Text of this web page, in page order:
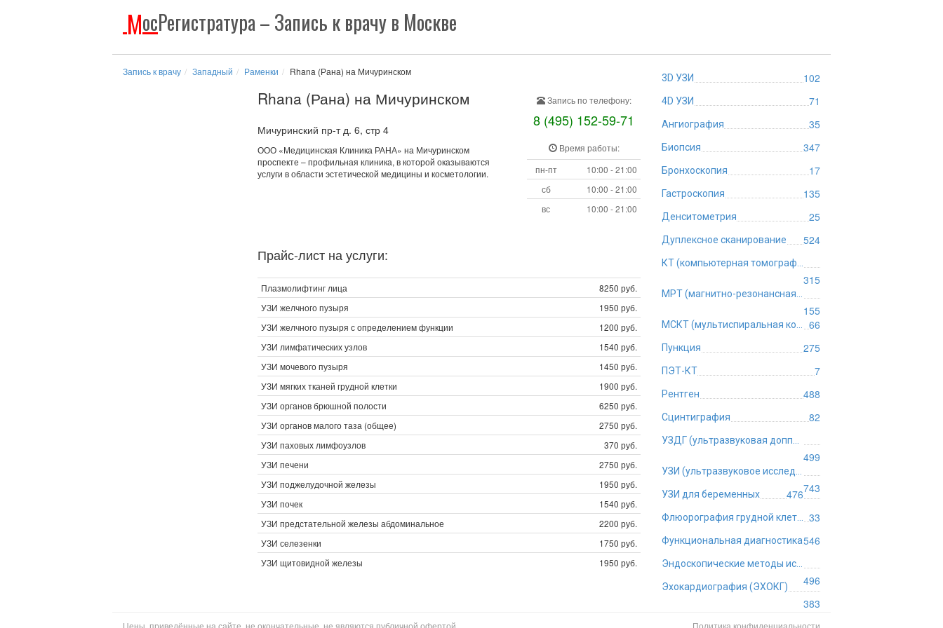
МосРегистратура– Запись к врачу в Москве
Запись к врачу Западный Раменки Rhana (Рана) на Мичуринском
Rhana (Рана) на Мичуринском
Мичуринский пр-т д. 6, стр 4
ООО «Медицинская Клиника РАНА» на Мичуринском
проспекте – профильная клиника, в которой оказываются
услуги в области эстетической медицины и косметологии.
Запись по телефону:
8 (495) 152-59-71
Время работы:
пн-пт
10:00 - 21:00
сб
10:00 - 21:00
вс
10:00 - 21:00
Прайс-лист на услуги:
Плазмолифтинг лица
8250 руб.
УЗИ желчного пузыря
1950 руб.
УЗИ желчного пузыря с определением функции
1200 руб.
УЗИ лимфатических узлов
1540 руб.
УЗИ мочевого пузыря
1450 руб.
УЗИ мягких тканей грудной клетки
1900 руб.
УЗИ органов брюшной полости
6250 руб.
УЗИ органов малого таза (общее)
2750 руб.
УЗИ паховых лимфоузлов
370 руб.
УЗИ печени
2750 руб.
УЗИ поджелудочной железы
1950 руб.
УЗИ почек
1540 руб.
УЗИ предстательной железы абдоминальное
2200 руб.
УЗИ селезенки
1750 руб.
УЗИ щитовидной железы
1950 руб.
3D УЗИ 102
4D УЗИ 71
Ангиография 35
Биопсия 347
Бронхоскопия 17
Гастроскопия 135
Денситометрия 25
Дуплексное сканирование 524
315
155
66
Пункция 275
ПЭТ-КТ 7
Рентген 488
Сцинтиграфия 82
499
743
УЗИ для беременных 476
33
Функциональная диагностика546
496
Эхокардиография (ЭХОКГ)
383
Цены, приведённые на сайте, не окончательные, не являются публичной офертой. Политика конфиденциальности